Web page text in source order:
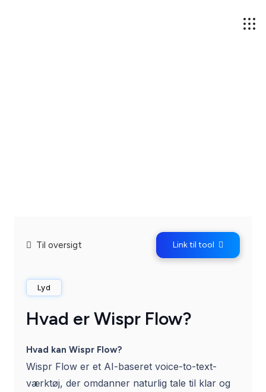
Til oversigt Link til tool
Lyd
Hvad er Wispr Flow?
Hvad kan Wispr Flow?
Wispr Flow er et AI-baseret voice-to-text-
værktøj, der omdanner naturlig tale til klar og